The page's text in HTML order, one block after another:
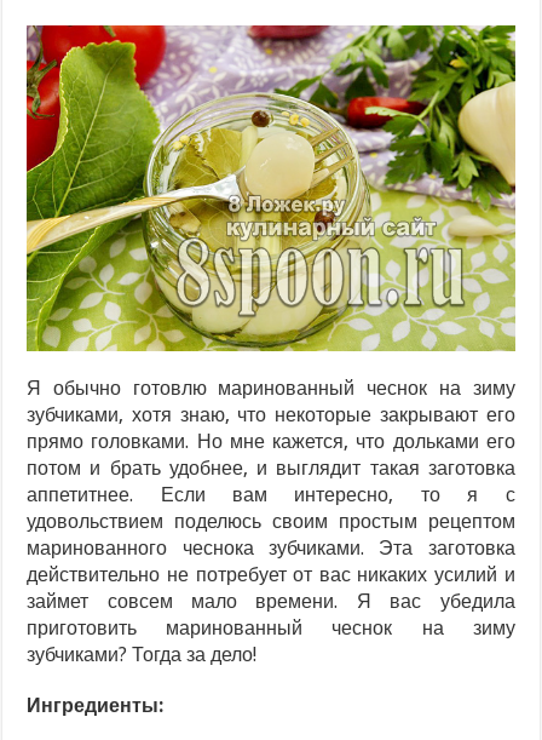
Я обычно готовлю маринованный чеснок на зиму
зубчиками, хотя знаю, что некоторые закрывают его
прямо головками. Но мне кажется, что дольками его
потом и брать удобнее, и выглядит такая заготовка
аппетитнее. Если вам интересно, то я с
удовольствием поделюсь своим простым рецептом
маринованного чеснока зубчиками. Эта заготовка
действительно не потребует от вас никаких усилий и
займет совсем мало времени. Я вас убедила
приготовить маринованный чеснок на зиму
зубчиками? Тогда за дело!
Ингредиенты: